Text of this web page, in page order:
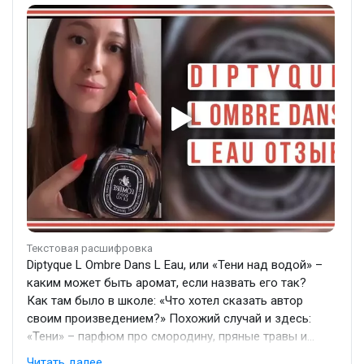
Текстовая расшифровка
Diptyque L Ombre Dans L Eau, или «Тени над водой» –
каким может быть аромат, если назвать его так?
Как там было в школе: «Что хотел сказать автор
своим произведением?» Похожий случай и здесь:
«Тени» – парфюм про смородину, пряные травы и
зелень. Причем тут вода? Но у нас аромат, что